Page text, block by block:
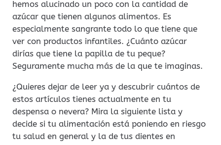
hemos alucinado un poco con la cantidad de
azúcar que tienen algunos alimentos. Es
especialmente sangrante todo lo que tiene que
ver con productos infantiles. ¿Cuánto azúcar
dirías que tiene la papilla de tu peque?
Seguramente mucha más de la que te imaginas.
¿Quieres dejar de leer ya y descubrir cuántos de
estos artículos tienes actualmente en tu
despensa o nevera? Mira la siguiente lista y
decide si tu alimentación está poniendo en riesgo
tu salud en general y la de tus dientes en